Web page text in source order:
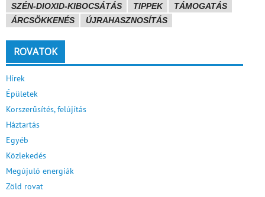
SZÉN-DIOXID-KIBOCSÁTÁS
TIPPEK
TÁMOGATÁS
ÁRCSÖKKENÉS
ÚJRAHASZNOSÍTÁS
ROVATOK
Hírek
Épületek
Korszerűsítés, felújítás
Háztartás
Egyéb
Közlekedés
Megújuló energiák
Zöld rovat